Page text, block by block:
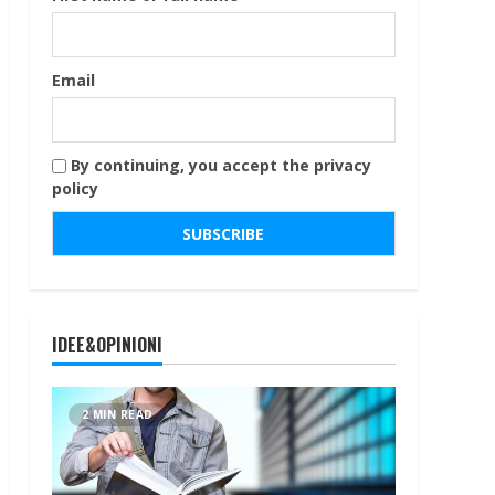
Email
By continuing, you accept the privacy
policy
IDEE&OPINIONI
2 MIN READ